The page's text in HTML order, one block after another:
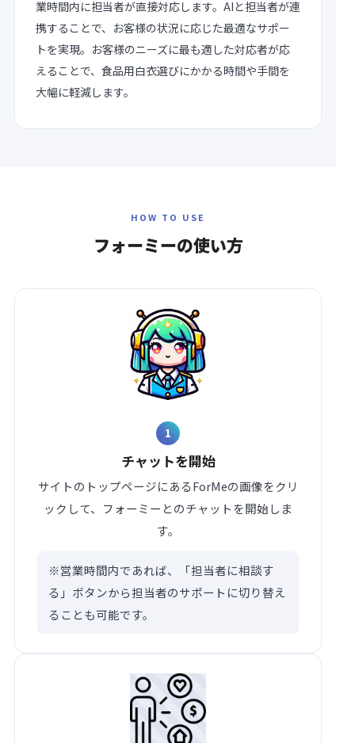
業時間内に担当者が直接対応します。AIと担当者が連
携することで、お客様の状況に応じた最適なサポー
トを実現。お客様のニーズに最も適した対応者が応
えることで、食品用白衣選びにかかる時間や手間を
大幅に軽減します。
HOW TO USE
フォーミーの使い方
1
チャットを開始
サイトのトップページにあるForMeの画像をクリ
ックして、フォーミーとのチャットを開始しま
す。
※営業時間内であれば、「担当者に相談す
る」ボタンから担当者のサポートに切り替え
ることも可能です。